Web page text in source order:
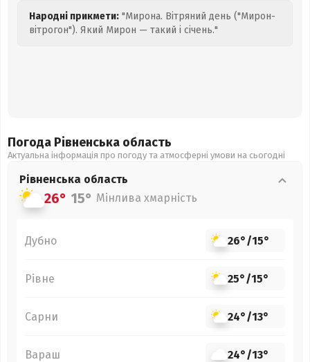
Народні прикмети: "Мирона. Вітряний день ("Мирон-
вітрогон"). Який Мирон — такий і січень."
Погода Рівненська область
Актуальна інформація про погоду та атмосферні умови на сьогодні
Рівненська область
26° 15° Мінлива хмарність
Дубно 26°/15°
Рівне 25°/15°
Сарни 24°/13°
Вараш 24°/13°